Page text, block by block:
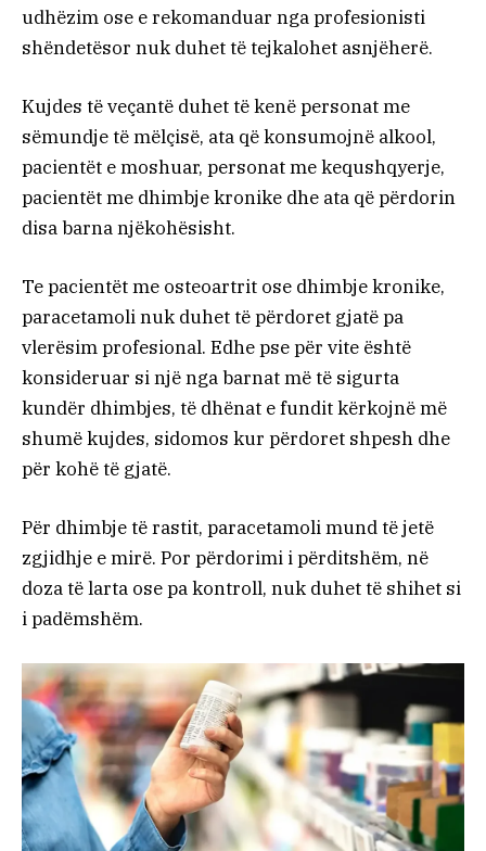
udhëzim ose e rekomanduar nga profesionisti
shëndetësor nuk duhet të tejkalohet asnjëherë.
Kujdes të veçantë duhet të kenë personat me
sëmundje të mëlçisë, ata që konsumojnë alkool,
pacientët e moshuar, personat me kequshqyerje,
pacientët me dhimbje kronike dhe ata që përdorin
disa barna njëkohësisht.
Te pacientët me osteoartrit ose dhimbje kronike,
paracetamoli nuk duhet të përdoret gjatë pa
vlerësim profesional. Edhe pse për vite është
konsideruar si një nga barnat më të sigurta
kundër dhimbjes, të dhënat e fundit kërkojnë më
shumë kujdes, sidomos kur përdoret shpesh dhe
për kohë të gjatë.
Për dhimbje të rastit, paracetamoli mund të jetë
zgjidhje e mirë. Por përdorimi i përditshëm, në
doza të larta ose pa kontroll, nuk duhet të shihet si
i padëmshëm.